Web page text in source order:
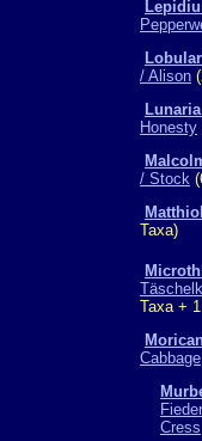
/ Alison
Lunaria
Honesty
/ Stock
Taxa)
Taxa +
Cabbage
Cress